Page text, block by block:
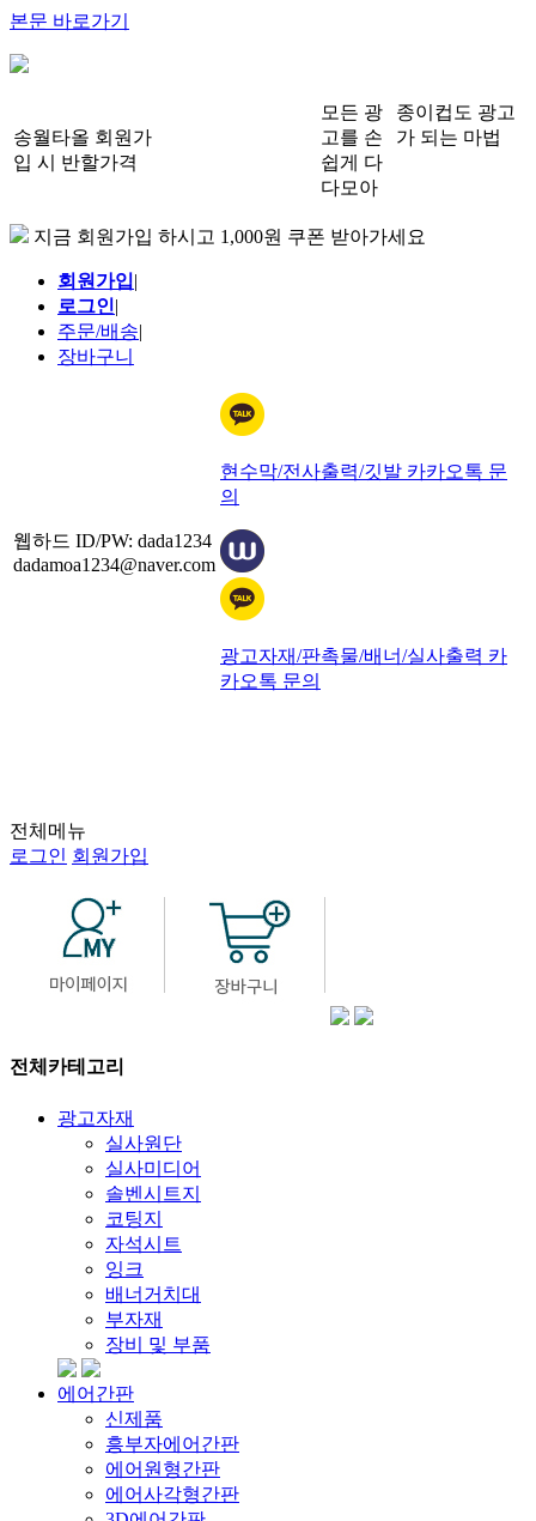
본문 바로가기
송월타올 회원가
입 시 반할가격
모든 광
고를 손
쉽게 다
다모아
종이컵도 광고
가 되는 마법
지금 회원가입 하시고 1,000원 쿠폰 받아가세요
회원가입|
로그인|
주문/배송|
장바구니
웹하드 ID/PW: dada1234
dadamoa1234@naver.com
현수막/전사출력/깃발 카카오톡 문
의
광고자재/판촉물/배너/실사출력 카
카오톡 문의
전체메뉴
로그인 회원가입
전체카테고리
광고자재
실사원단
실사미디어
솔벤시트지
코팅지
자석시트
잉크
배너거치대
부자재
장비 및 부품
에어간판
신제품
흥부자에어간판
에어원형간판
에어사각형간판